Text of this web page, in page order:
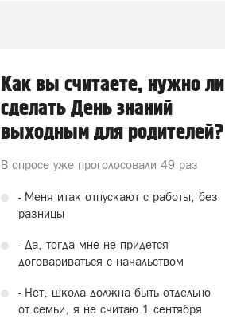
Как вы считаете, нужно ли
сделать День знаний
выходным для родителей?
В опросе уже проголосовали 49 раз
- Меня итак отпускают с работы, без
разницы
- Да, тогда мне не придется
договариваться с начальством
- Нет, школа должна быть отдельно
от семьи, я не считаю 1 сентября